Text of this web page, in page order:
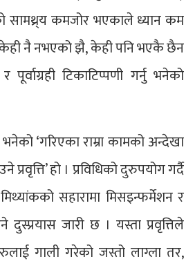
सामथ्र्य कमजोर भएकाले ध्यान कम
नै नभएको झै, केही पनि भएकै छैन
पूर्वाग्रही टिकाटिप्पणी गर्नु भनेको
‘गरिएका राम्रा कामको अन्देखा
हो । प्रविधिको दुरुपयोग गर्दै
सहारामा मिसइन्फर्मेशन र
जारी छ । यस्ता प्रवृत्तिले
गाली गरेको जस्तो लाग्ला तर,